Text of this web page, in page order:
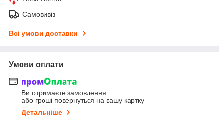
Самовивіз
Всі умови доставки
Умови оплати
Ви отримаєте замовлення
або гроші повернуться на вашу картку
Детальніше